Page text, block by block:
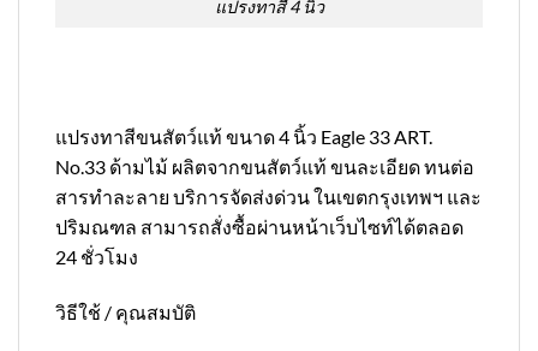
แปรงทาสี 4 นิ้ว
แปรงทาสีขนสัตว์แท้ ขนาด 4 นิ้ว Eagle 33 ART.
No.33 ด้ามไม้ ผลิตจากขนสัตว์แท้ ขนละเอียด ทนต่อ
สารทำละลาย บริการจัดส่งด่วน ในเขตกรุงเทพฯ และ
ปริมณฑล สามารถสั่งซื้อผ่านหน้าเว็บไซท์ได้ตลอด
24 ชั่วโมง
วิธีใช้ / คุณสมบัติ